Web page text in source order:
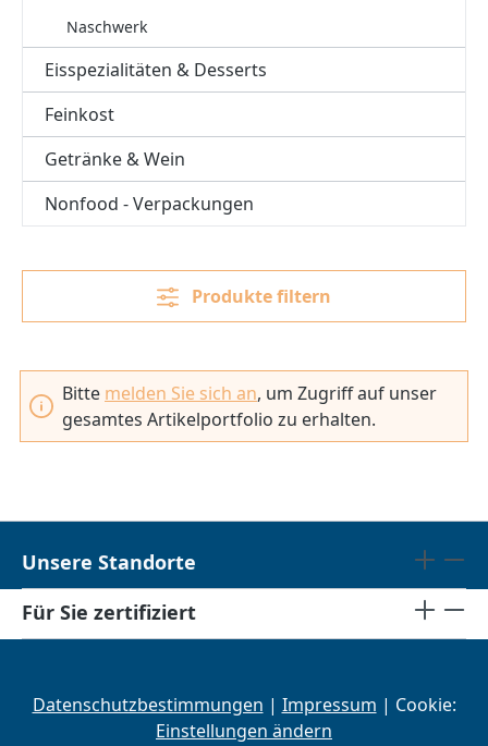
Naschwerk
Eisspezialitäten & Desserts
Feinkost
Getränke & Wein
Nonfood - Verpackungen
Produkte filtern
Bitte melden Sie sich an, um Zugriff auf unser
gesamtes Artikelportfolio zu erhalten.
Unsere Standorte
Für Sie zertifiziert
Datenschutzbestimmungen | Impressum | Cookie:
Einstellungen ändern